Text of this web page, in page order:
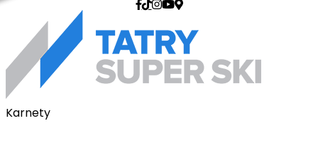
Karnety